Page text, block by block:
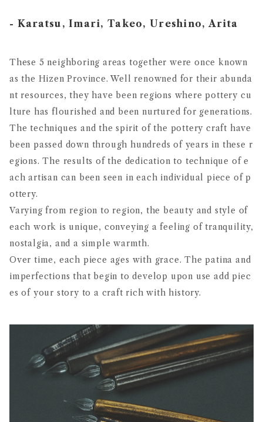
- Karatsu, Imari, Takeo, Ureshino, Arita
These 5 neighboring areas together were once known
as the Hizen Province. Well renowned for their abunda
nt resources, they have been regions where pottery cu
lture has flourished and been nurtured for generations.
The techniques and the spirit of the pottery craft have
been passed down through hundreds of years in these r
egions. The results of the dedication to technique of e
ach artisan can been seen in each individual piece of p
ottery.
Varying from region to region, the beauty and style of
each work is unique, conveying a feeling of tranquility,
nostalgia, and a simple warmth.
Over time, each piece ages with grace. The patina and
imperfections that begin to develop upon use add piec
es of your story to a craft rich with history.